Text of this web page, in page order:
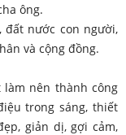
ông.
nước con người,
và cộng đồng.
nên thành công
trong sáng, thiết
giản dị, gợi cảm,